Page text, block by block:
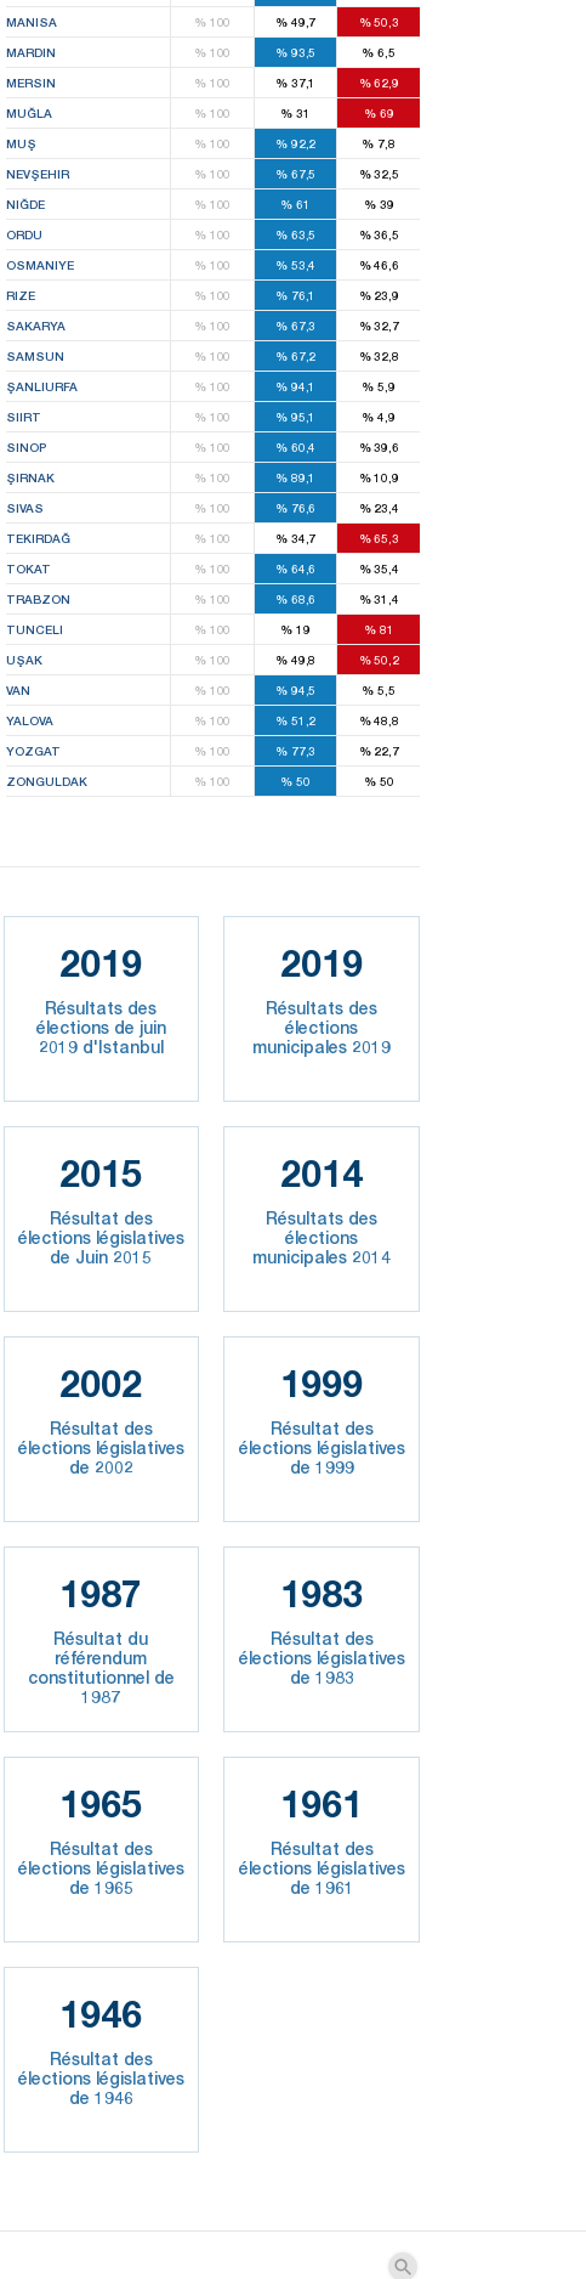
MANISA %100 %49,7 %50,3
MARDIN %100 %93,5 % 6,5
MERSIN %100 %37,1 %62,9
MUĞLA %100 % 31 %69
MUŞ %100 %92,2 % 7,8
NEVŞEHIR %100 %67,5 %32,5
NIĞDE %100 % 61 %39
ORDU %100 %63,5 %36,5
OSMANIYE %100 %53,4 %46,6
RIZE %100 %76,1 %23,9
SAKARYA %100 %67,3 %32,7
SAMSUN %100 %67,2 %32,8
ŞANLIURFA %100 %94,1 % 5,9
SIIRT %100 %95,1 % 4,9
SINOP %100 %60,4 %39,6
ŞIRNAK %100 %89,1 %10,9
SIVAS %100 %76,6 %23,4
TEKIRDAĞ %100 %34,7 %65,3
TOKAT %100 %64,6 %35,4
TRABZON %100 %68,6 %31,4
TUNCELI %100 % 19 %81
UŞAK %100 %49,8 %50,2
VAN %100 %94,5 % 5,5
YALOVA %100 %51,2 %48,8
YOZGAT %100 %77,3 %22,7
ZONGULDAK %100 % 50 %50
2019
Résultats des
élections de juin
2019 d'Istanbul
2019
Résultats des
élections
municipales 2019
2015
Résultat des
élections législatives
de Juin 2015
2014
Résultats des
élections
municipales 2014
2002
Résultat des
élections législatives
de 2002
1999
Résultat des
élections législatives
de 1999
1987
Résultat du
référendum
constitutionnel de
1987
1983
Résultat des
élections législatives
de 1983
1965
Résultat des
élections législatives
de 1965
1961
Résultat des
élections législatives
de 1961
1946
Résultat des
élections législatives
de 1946